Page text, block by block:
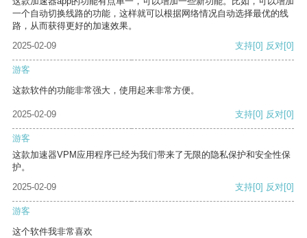
一个自动切换线路的功能，这样就可以根据网络情况自动选择最优的线
路，从而获得更好的加速效果。
2025-02-09
支持[0] 反对[0]
游客
这款软件的功能非常强大，使用起来非常方便。
2025-02-09 支持[0] 反对[0]
游客
这款加速器VPM应用程序已经为我们带来了无限的隐私保护和安全性保
护。
2025-02-09
支持[0] 反对[0]
游客
这个软件我非常喜欢